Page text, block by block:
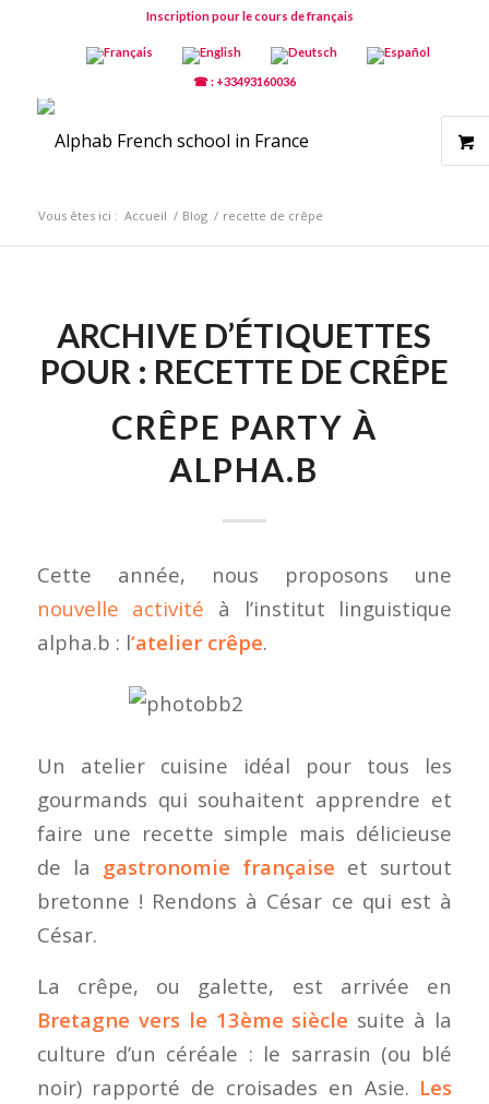
Inscription pour le cours de français
☎ : +33493160036
Vous êtes ici : Accueil / Blog / recette de crêpe
ARCHIVE D’ÉTIQUETTES
POUR : RECETTE DE CRÊPE
CRÊPE PARTY À
ALPHA.B
Cette année, nous proposons une
nouvelle activité à l’institut linguistique
alpha.b : l‘atelier crêpe.
Un atelier cuisine idéal pour tous les
gourmands qui souhaitent apprendre et
faire une recette simple mais délicieuse
de la gastronomie française et surtout
bretonne ! Rendons à César ce qui est à
César.
La crêpe, ou galette, est arrivée en
Bretagne vers le 13ème siècle suite à la
culture d’un céréale : le sarrasin (ou blé
noir) rapporté de croisades en Asie. Les